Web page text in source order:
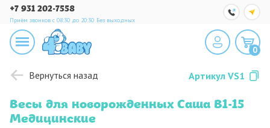
+7 931 202-7558
Приём звонков с 08:30 до 20:30 Без выходных
0
Вернуться назад Артикул VS1
Весы для новорожденных Саша В1-15
Медицинские